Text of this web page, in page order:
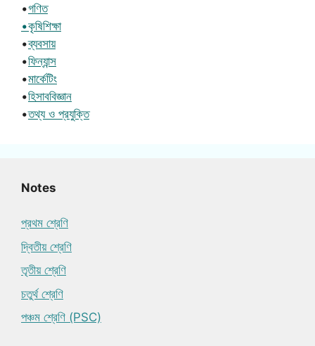
•গণিত
•কৃষিশিক্ষা
•ব্যবসায়
•ফিন্যান্স
•মার্কেটিং
•হিসাববিজ্ঞান
•তথ্য ও প্রযুক্তি
Notes
প্রথম শ্রেণি
দ্বিতীয় শ্রেণি
তৃতীয় শ্রেণি
চতুর্থ শ্রেণি
পঞ্চম শ্রেণি (PSC)